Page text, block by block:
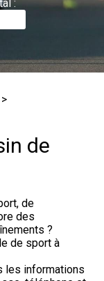
:
>
de
de
des
?
de sport à
les informations